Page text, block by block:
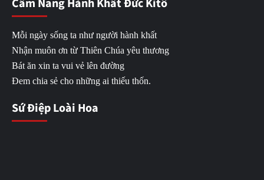
Cẩm Nang Hành Khất Đức Kitô
Mỗi ngày sống ta như người hành khất
Nhận muôn ơn từ Thiên Chúa yêu thương
Bát ăn xin ta vui vẻ lên đường
Đem chia sẻ cho những ai thiếu thốn.
Sứ Điệp Loài Hoa